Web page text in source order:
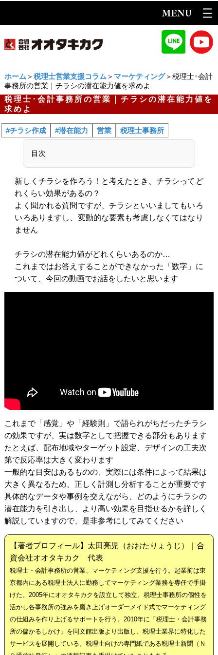
ホーム ＞ 税理士営業支援コラム ＞ マーケティング＞税理士･会計
事務所の営業｜チラシの潜在能力値を求めよ
税理士･会計事務所の営業｜チラシの潜在能力値を
求めよ
#チラシ作成 #潜在能力 営業 税理士事務所
目次
新しくチラシを作ろう！と考えたとき、チラシってど
れくらい効果があるの？
よく聞かれる質問ですが、チラシといいましてもいろ
いろありますし、変動的な要素も考慮しなくてはなり
ません
チラシの潜在能力値がどれくらいあるのか…
これまではお答えすることができなかった「数字」に
ついて、今回の動画でお話をしたいと思います
これまで「感覚」や「経験則」で語られがちだったチラシ
の効果ですが、実は数字として把握できる部分もあります
たとえば、配布地域やターゲット設定、デザインの工夫次
第で反応率は大きく変わります
一般的な目安はあるものの、実際には条件によって結果は
大きく異なるため、正しく計測し分析することが重要です
具体的なデータや事例を交えながら、どのようにチラシの
潜在能力を引き出し、より高い効果を目指せるかを詳しく
解説していますので、是非参考にしてみてください
【著者プロフィール】太田亮児（おおたりょうじ）｜合
資会社オオタキカク 代表
税理士・会計事務所の営業、マーケティング支援を行う。起業前は東
京都内にある税理士法人に勤務してマーケティング業務を専任で手掛
けた。2005年にオオタキカクを設立して独立。税理士事務所の個性を
活かし各事務所の強みを磨き上げオーダーメイド式でマーケティング
の仕組みを作り上げるサポートを行う。2010年に「税理士・会計事務
所の儲かるしかけ」を同文館出版より出版し、税理士業界に特化した
サービスを展開している。税理士向けの専門紙である税理士新聞（Ｎ